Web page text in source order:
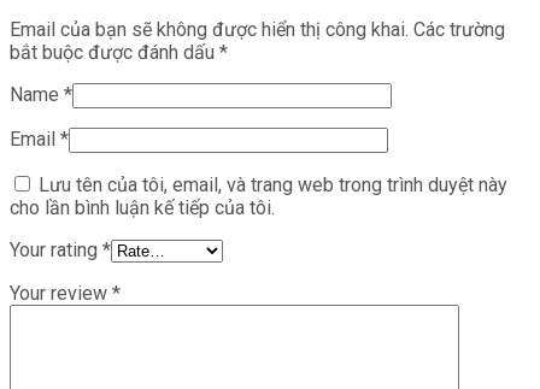
Email của bạn sẽ không được hiển thị công khai. Các trường
bắt buộc được đánh dấu *
Name *
Email *
Lưu tên của tôi, email, và trang web trong trình duyệt này
cho lần bình luận kế tiếp của tôi.
Your rating *
Your review *